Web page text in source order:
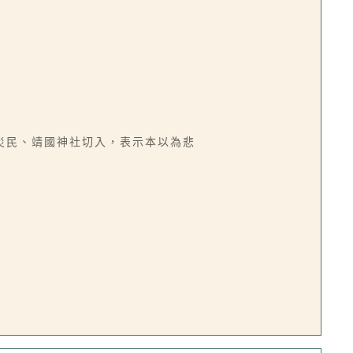
、靖國神社切入，表示本以為悲